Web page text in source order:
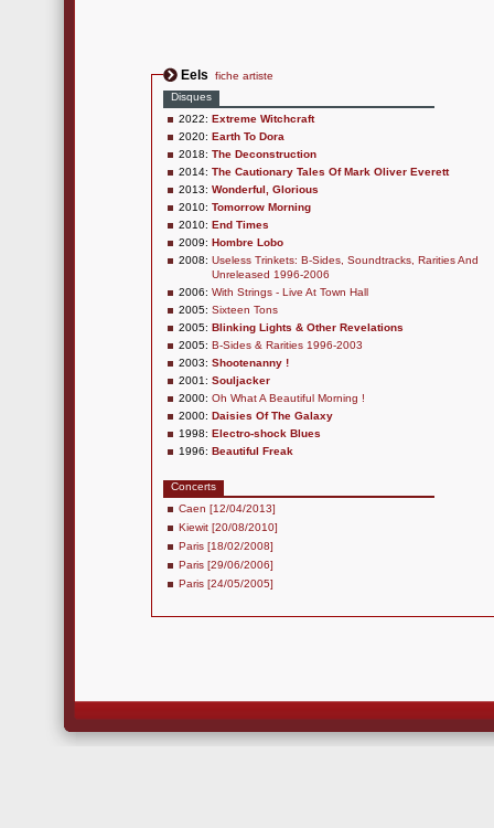
Eels
fiche artiste
Disques
2022: Extreme Witchcraft
2020: Earth To Dora
2018: The Deconstruction
2014: The Cautionary Tales Of Mark Oliver Everett
2013: Wonderful, Glorious
2010: Tomorrow Morning
2010: End Times
2009: Hombre Lobo
2008: Useless Trinkets: B-Sides, Soundtracks, Rarities And
Unreleased 1996-2006
2006: With Strings - Live At Town Hall
2005: Sixteen Tons
2005: Blinking Lights & Other Revelations
2005: B-Sides & Rarities 1996-2003
2003: Shootenanny !
2001: Souljacker
2000: Oh What A Beautiful Morning !
2000: Daisies Of The Galaxy
1998: Electro-shock Blues
1996: Beautiful Freak
Concerts
Caen [12/04/2013]
Kiewit [20/08/2010]
Paris [18/02/2008]
Paris [29/06/2006]
Paris [24/05/2005]